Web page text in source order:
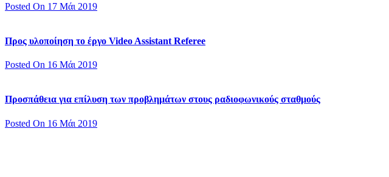
Posted On 17 Μάι 2019
Προς υλοποίηση το έργο Video Assistant Referee
Posted On 16 Μάι 2019
Προσπάθεια για επίλυση των προβλημάτων στους ραδιοφωνικούς σταθμούς
Posted On 16 Μάι 2019